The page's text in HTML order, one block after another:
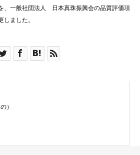
、一般社団法人 日本真珠振興会の品質評価項
しました。
）